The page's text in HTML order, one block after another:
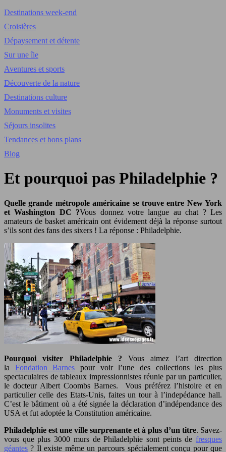
Destinations week-end
Croisières
Dépaysement et détente
Sur une île
Aventures et sports
Découverte de la nature
Destinations culture
Monuments et visites
Séjours insolites
Tendances et bons plans
Blog
Et pourquoi pas Philadelphie ?
Quelle grande métropole américaine se trouve entre New York
et Washington DC ?Vous donnez votre langue au chat ? Les
amateurs de basket américain ont évidement déjà la réponse surtout
s’ils sont des fans des sixers ! La réponse : Philadelphie.
Pourquoi visiter Philadelphie ? Vous aimez l’art direction
la Fondation Barnes pour voir l’une des collections les plus
spectaculaires de tableaux impressionnistes réunie par un particulier,
le docteur Albert Coombs Barnes. Vous préférez l’histoire et en
particulier celle des Etats-Unis, faites un tour à l’indepédance hall.
C’est le bâtiment où a été signée la déclaration d’indépendance des
USA et fut adoptée la Constitution américaine.
Philadelphie est une ville surprenante et à plus d’un titre. Savez-
vous que plus 3000 murs de Philadelphie sont peints de fresques
géantes ? Il existe même un parcours spécialement conçu pour que